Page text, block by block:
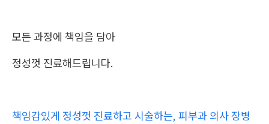
모든 과정에 책임을 담아
정성껏 진료해드립니다.
책임감있게 정성껏 진료하고 시술하는, 피부과 의사 장병